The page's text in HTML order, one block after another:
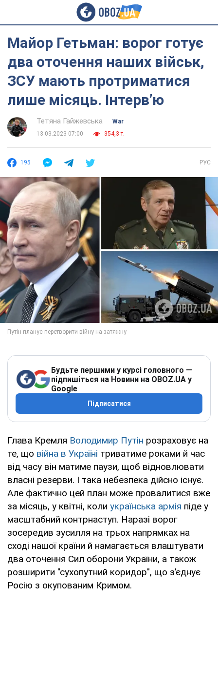
Майор Гетьман: ворог готує
два оточення наших військ,
ЗСУ мають протриматися
лише місяць. Інтерв’ю
Тетяна Гайжевська
War
13.03.2023 07:00
354,3 т.
195 РУС
Будьте першими у курсі головного —
підпишіться на Новини на OBOZ.UA у
Google
Підписатися
Глава Кремля Володимир Путін розраховує на
те, що війна в Україні триватиме роками й час
від часу він матиме паузи, щоб відновлювати
власні резерви. І така небезпека дійсно існує.
Але фактично цей план може провалитися вже
за місяць, у квітні, коли українська армія піде у
масштабний контрнаступ. Наразі ворог
зосередив зусилля на трьох напрямках на
сході нашої країни й намагається влаштувати
два оточення Сил оборони України, а також
розширити "сухопутний коридор", що з’єднує
Росію з окупованим Кримом.